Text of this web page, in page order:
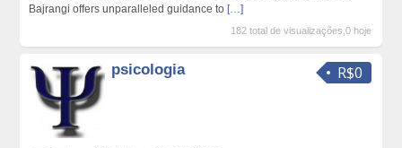
Bajrangi offers unparalleled guidance to […]
182 total de visualizações,0 hoje
R$0
psicologia